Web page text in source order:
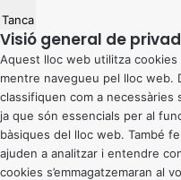
Tanca
Visió general de
Aquest lloc web utilitza
mentre navegueu pel lloc web.
classifiquen com a necessàries
ja que són essencials per al
bàsiques del lloc web. També
ajuden a analitzar i entendre
cookies s’emmagatzemaran al